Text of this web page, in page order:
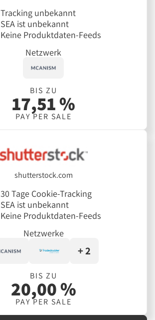
Tracking unbekannt
SEA ist unbekannt
Keine Produktdaten-Feeds
Netzwerk
BIS ZU
17,51 %
PAY PER SALE
shutterstock.com
30 Tage Cookie-Tracking
SEA ist unbekannt
Keine Produktdaten-Feeds
Netzwerke
+ 2
BIS ZU
20,00 %
PAY PER SALE